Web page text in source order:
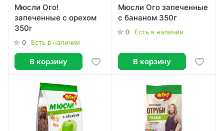
Мюсли Ого!
запеченные с орехом
350г
0 Есть в наличии
В корзину
Мюсли Ого запеченные
с бананом 350г
0 Есть в наличии
В корзину